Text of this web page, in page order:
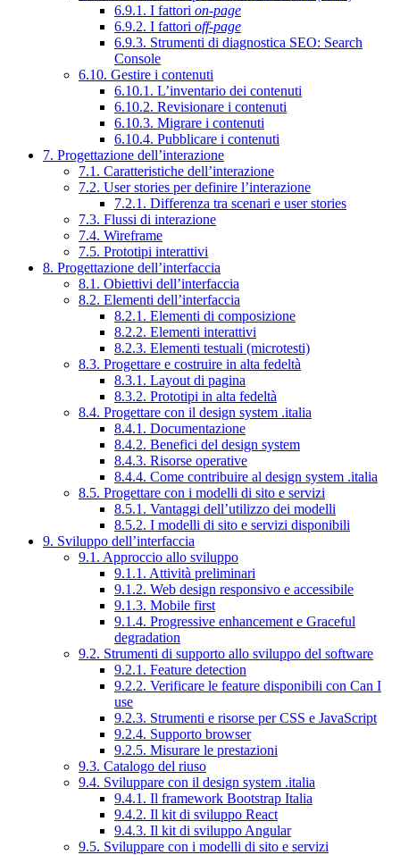
6.9.1. I fattori on-page
6.9.2. I fattori off-page
6.9.3. Strumenti di diagnostica SEO: Search
Console
6.10. Gestire i contenuti
6.10.1. L’inventario dei contenuti
6.10.2. Revisionare i contenuti
6.10.3. Migrare i contenuti
6.10.4. Pubblicare i contenuti
7. Progettazione dell’interazione
7.1. Caratteristiche dell’interazione
7.2. User stories per definire l’interazione
7.2.1. Differenza tra scenari e user stories
7.3. Flussi di interazione
7.4. Wireframe
7.5. Prototipi interattivi
8. Progettazione dell’interfaccia
8.1. Obiettivi dell’interfaccia
8.2. Elementi dell’interfaccia
8.2.1. Elementi di composizione
8.2.2. Elementi interattivi
8.2.3. Elementi testuali (microtesti)
8.3. Progettare e costruire in alta fedeltà
8.3.1. Layout di pagina
8.3.2. Prototipi in alta fedeltà
8.4. Progettare con il design system .italia
8.4.1. Documentazione
8.4.2. Benefici del design system
8.4.3. Risorse operative
8.4.4. Come contribuire al design system .italia
8.5. Progettare con i modelli di sito e servizi
8.5.1. Vantaggi dell’utilizzo dei modelli
8.5.2. I modelli di sito e servizi disponibili
9. Sviluppo dell’interfaccia
9.1. Approccio allo sviluppo
9.1.1. Attività preliminari
9.1.2. Web design responsivo e accessibile
9.1.3. Mobile first
9.1.4. Progressive enhancement e Graceful
degradation
9.2. Strumenti di supporto allo sviluppo del software
9.2.1. Feature detection
9.2.2. Verificare le feature disponibili con Can I
use
9.2.3. Strumenti e risorse per CSS e JavaScript
9.2.4. Supporto browser
9.2.5. Misurare le prestazioni
9.3. Catalogo del riuso
9.4. Sviluppare con il design system .italia
9.4.1. Il framework Bootstrap Italia
9.4.2. Il kit di sviluppo React
9.4.3. Il kit di sviluppo Angular
9.5. Sviluppare con i modelli di sito e servizi